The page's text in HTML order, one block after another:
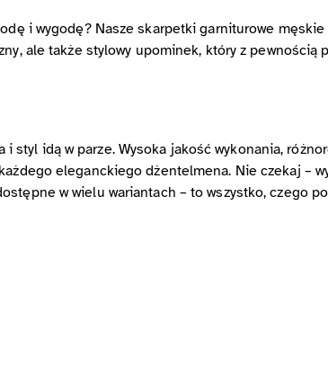
i wygodę? Nasze skarpetki garniturowe męskie
ale także stylowy upominek, który z pewnością
styl idą w parze. Wysoka jakość wykonania,
eleganckiego dżentelmena. Nie czekaj –
w wielu wariantach – to wszystko, czego